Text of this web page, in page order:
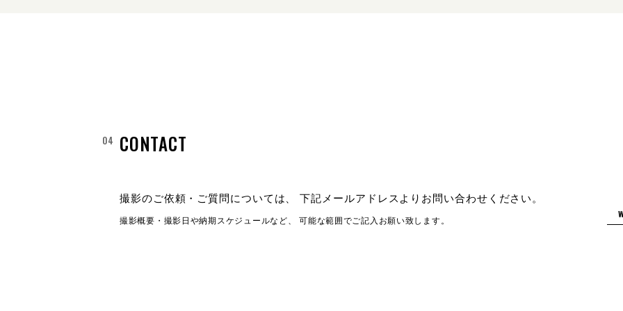
CONTACT
撮影のご依頼・ご質問については、下記メールアドレスよりお問い合わせください。
撮影概要・撮影日や納期スケジュールなど、可能な範囲でご記入お願い致します。